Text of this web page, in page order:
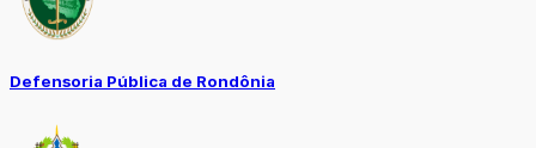
Defensoria Pública de Rondônia